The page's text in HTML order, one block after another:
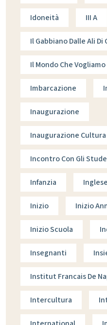
Idoneità III A
Il Gabbiano Dalle Ali Di
Il Mondo Che Vogliamo
Imbarcazione
Inaugurazione
Inaugurazione Cultura
Incontro Con Gli
Infanzia Inglese
Inizio Inizio
Inizio Scuola
Insegnanti
Institut Francais De
Intercultura